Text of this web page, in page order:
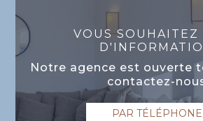
VOUS SOUHAITEZ
Notre agence est ouverte
contactez-
PAR TÉLÉPHONE